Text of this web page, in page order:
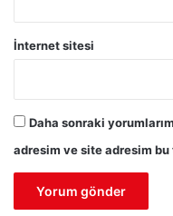
İnternet sitesi
Daha sonraki
adresim ve site adresim